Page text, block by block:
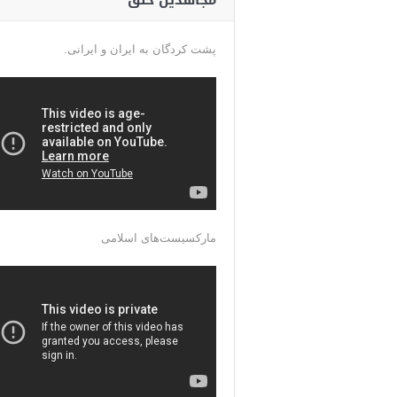
پشت کردگان به ایران و ایرانی.
مارکسیست‌های اسلامی